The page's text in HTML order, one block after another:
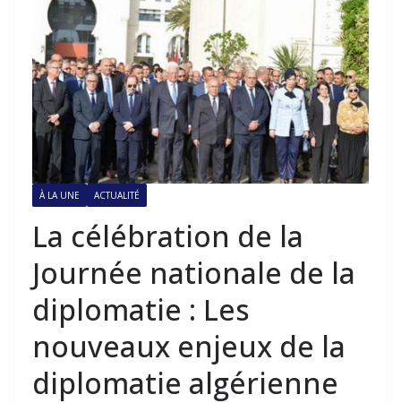
À LA UNE ACTUALITÉ
La célébration de la
Journée nationale de la
diplomatie : Les
nouveaux enjeux de la
diplomatie algérienne